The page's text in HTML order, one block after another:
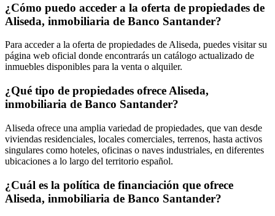
¿Cómo puedo acceder a la oferta de propiedades de
Aliseda, inmobiliaria de Banco Santander?
Para acceder a la oferta de propiedades de Aliseda, puedes visitar su
página web oficial donde encontrarás un catálogo actualizado de
inmuebles disponibles para la venta o alquiler.
¿Qué tipo de propiedades ofrece Aliseda,
inmobiliaria de Banco Santander?
Aliseda ofrece una amplia variedad de propiedades, que van desde
viviendas residenciales, locales comerciales, terrenos, hasta activos
singulares como hoteles, oficinas o naves industriales, en diferentes
ubicaciones a lo largo del territorio español.
¿Cuál es la política de financiación que ofrece
Aliseda, inmobiliaria de Banco Santander?